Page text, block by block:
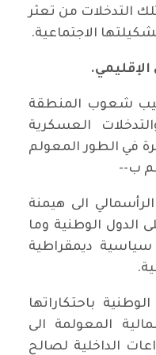
التدخلات من تعثر
الاجتماعية.
الإقليمي.
شعوب المنطقة
العسكرية
في الطور المعولم
ب--
الى هيمنة
الدول الوطنية وما
ديمقراطية
باحتكاراتها
المعولمة الى
الداخلية لصالح